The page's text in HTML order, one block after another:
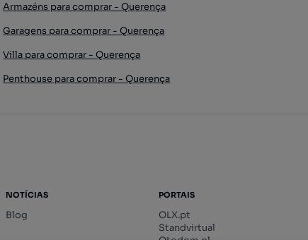
Armazéns para comprar - Querença
Garagens para comprar - Querença
Villa para comprar - Querença
Penthouse para comprar - Querença
NOTÍCIAS
Blog
PORTAIS
OLX.pt
Standvirtual